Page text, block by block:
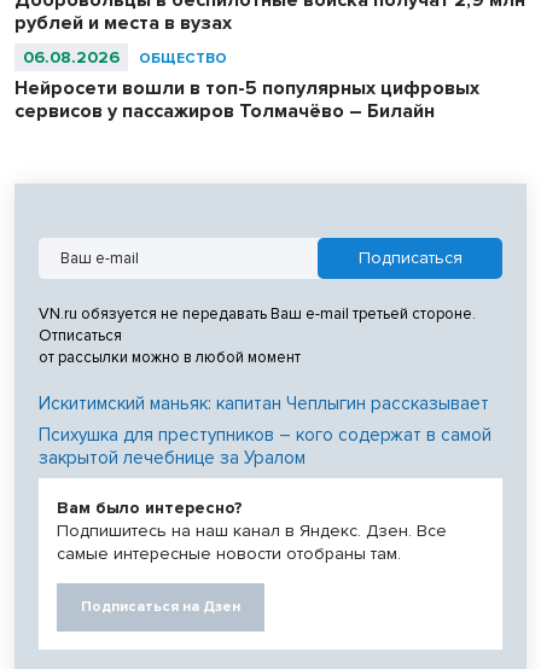
рублей и места в вузах
06.08.2026 ОБЩЕСТВО
Нейросети вошли в топ-5 популярных цифровых
сервисов у пассажиров Толмачёво – Билайн
VN.ru обязуется не передавать Ваш e-mail третьей стороне.
Отписаться
от рассылки можно в любой момент
Искитимский маньяк: капитан Чеплыгин рассказывает
Психушка для преступников – кого содержат в самой
закрытой лечебнице за Уралом
Вам было интересно?
Подпишитесь на наш канал в Яндекс. Дзен. Все
самые интересные новости отобраны там.
Подписаться на Дзен